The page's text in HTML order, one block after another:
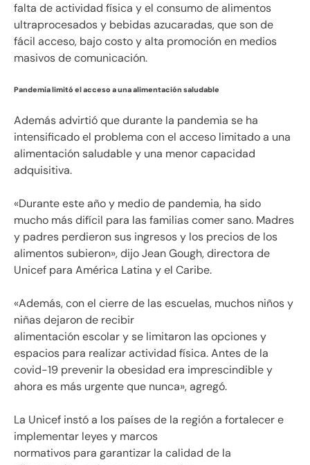
falta de actividad física y el consumo de alimentos
ultraprocesados y bebidas azucaradas, que son de
fácil acceso, bajo costo y alta promoción en medios
masivos de comunicación.
Pandemia limitó el acceso a una alimentación saludable
Además advirtió que durante la pandemia se ha
intensificado el problema con el acceso limitado a una
alimentación saludable y una menor capacidad
adquisitiva.
«Durante este año y medio de pandemia, ha sido
mucho más difícil para las familias comer sano. Madres
y padres perdieron sus ingresos y los precios de los
alimentos subieron», dijo Jean Gough, directora de
Unicef para América Latina y el Caribe.
«Además, con el cierre de las escuelas, muchos niños y
niñas dejaron de recibir
alimentación escolar y se limitaron las opciones y
espacios para realizar actividad física. Antes de la
covid-19 prevenir la obesidad era imprescindible y
ahora es más urgente que nunca», agregó.
La Unicef instó a los países de la región a fortalecer e
implementar leyes y marcos
normativos para garantizar la calidad de la